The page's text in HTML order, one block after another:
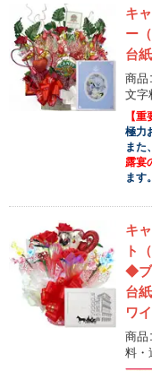
キ
ー
台
商品
文字
【重
極力
また
露宴
ます。
キ
ト
◆ブ
台
ワ
商品
料・